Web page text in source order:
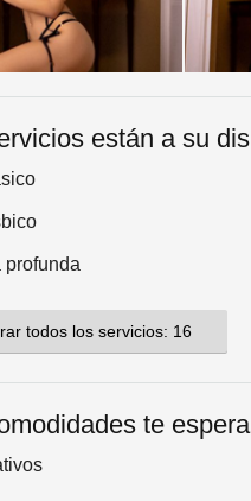
están a su
profunda
todos los servicios: 16
te